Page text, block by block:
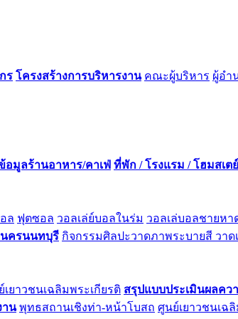
ร โครงสร้างการบริหารงาน คณะผู้บริหาร ผู้อำ
อมูลร้านอาหาร/คาเฟ่ ที่พัก / โรงแรม / โฮมสเตย์
ล ฟุตซอล วอลเล่ย์บอลในร่ม วอลเล่บอลชายหา
นครนนทบุรี กิจกรรมศิลปะวาดภาพระบายสี วา
เยาวชนเฉลิมพระเกียรติ สรุปแบบประเมินผลคว
าน พุทธสถานเชิงท่า-หน้าโบสถ ศูนย์เยาวชนเฉ